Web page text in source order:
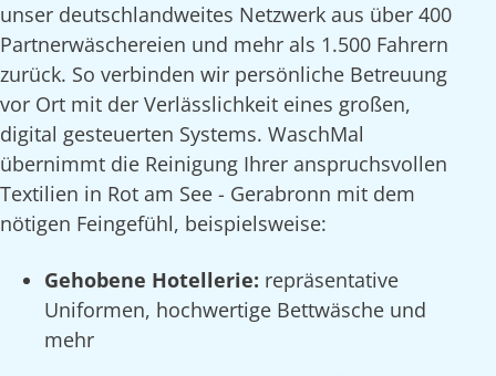
unser deutschlandweites Netzwerk aus über 400
Partnerwäschereien und mehr als 1.500 Fahrern
zurück. So verbinden wir persönliche Betreuung
vor Ort mit der Verlässlichkeit eines großen,
digital gesteuerten Systems. WaschMal
übernimmt die Reinigung Ihrer anspruchsvollen
Textilien in Rot am See - Gerabronn mit dem
nötigen Feingefühl, beispielsweise:
Gehobene Hotellerie: repräsentative
Uniformen, hochwertige Bettwäsche und
mehr